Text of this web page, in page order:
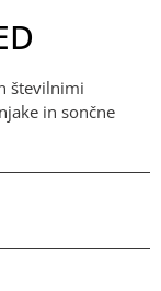
številnimi
in sončne